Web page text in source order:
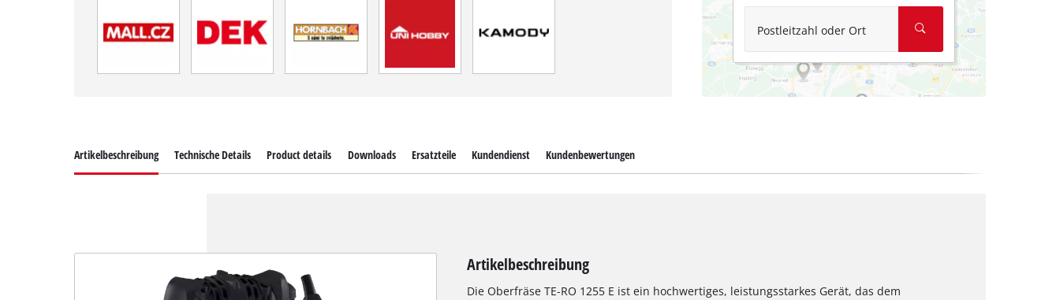
Postleitzahl oder Ort
Artikelbeschreibung Technische Details Product details Downloads Ersatzteile Kundendienst Kundenbewertungen
Artikelbeschreibung
Die Oberfräse TE-RO 1255 E ist ein hochwertiges, leistungsstarkes Gerät, das dem